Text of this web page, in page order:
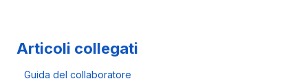
Articoli collegati
Guida del collaboratore